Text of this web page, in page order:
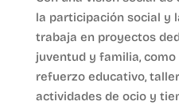
la participación social y
trabaja en proyectos
juventud y familia, como
refuerzo educativo,
actividades de ocio y